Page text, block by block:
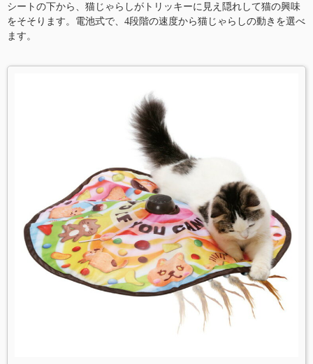
シートの下から、猫じゃらしがトリッキーに見え隠れして猫の興味
をそそります。電池式で、4段階の速度から猫じゃらしの動きを選べ
ます。